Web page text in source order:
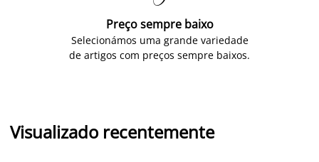
Preço sempre baixo
Selecionámos uma grande variedade
de artigos com preços sempre baixos.
Visualizado recentemente